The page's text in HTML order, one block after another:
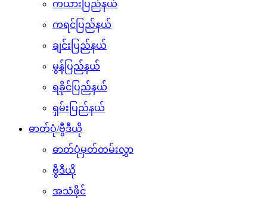
ကယားပြည်နယ်
ကရင်ပြည်နယ်
ချင်းပြည်နယ်
မွန်ပြည်နယ်
ရခိုင်ပြည်နယ်
ရှမ်းပြည်နယ်
ဓာတ်ပုံ/ဗွီဒီယို
ဓာတ်ပုံမှတ်တမ်းလွှာ
ဗွီဒီယို
အသံဖိုင်